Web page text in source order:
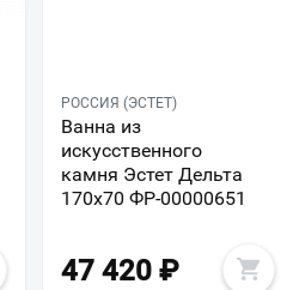
РОССИЯ (ЭСТЕТ)
Ванна из
искусственного
камня Эстет Дельта
170х70 ФР-00000651
47 420 ₽